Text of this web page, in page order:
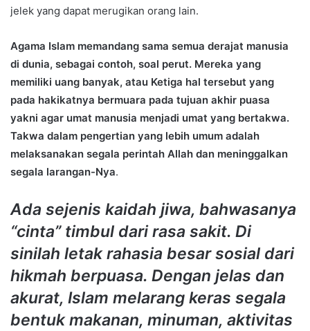
jelek yang dapat merugikan orang lain.
Agama Islam memandang sama semua derajat manusia
di dunia, sebagai contoh, soal perut. Mereka yang
memiliki uang banyak, atau Ketiga hal tersebut yang
pada hakikatnya bermuara pada tujuan akhir puasa
yakni agar umat manusia menjadi umat yang bertakwa.
Takwa dalam pengertian yang lebih umum adalah
melaksanakan segala perintah Allah dan meninggalkan
segala larangan-Nya.
Ada sejenis kaidah jiwa, bahwasanya
“cinta” timbul dari rasa sakit. Di
sinilah letak rahasia besar sosial dari
hikmah berpuasa. Dengan jelas dan
akurat, Islam melarang keras segala
bentuk makanan, minuman, aktivitas